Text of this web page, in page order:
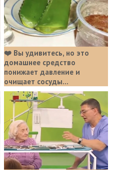
❤️ Вы удивитесь, но это
домашнее средство
понижает давление и
очищает сосуды...